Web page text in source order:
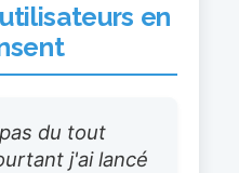
en
du tout
j'ai lancé